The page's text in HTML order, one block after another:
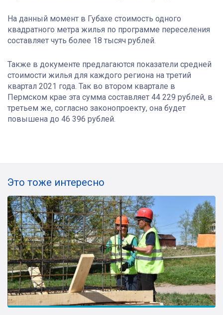
На данный момент в Губахе стоимость одного
квадратного метра жилья по программе переселения
составляет чуть более 18 тысяч рублей.
Также в документе предлагаются показатели средней
стоимости жилья для каждого региона на третий
квартал 2021 года. Так во втором квартале в
Пермском крае эта сумма составляет 44 229 рублей, в
третьем же, согласно законопроекту, она будет
повышена до 46 396 рублей.
Это тоже интересно